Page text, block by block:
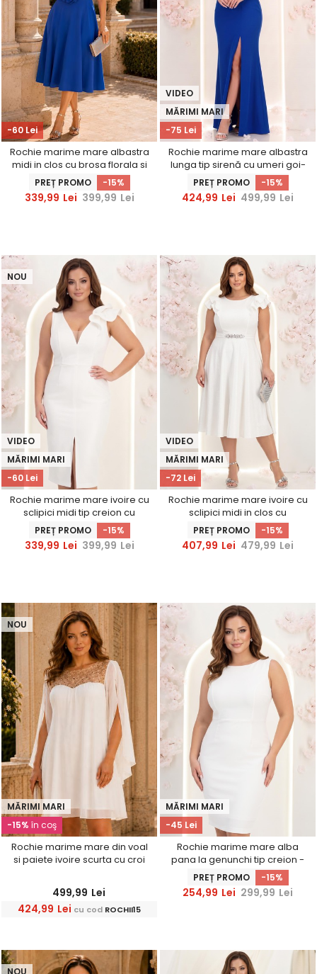
-60 Lei
Rochie marime mare albastra
midi in clos cu brosa florala si
buzunare - StarShinerS
PREȚ PROMO -15%
339,99 Lei 399,99 Lei
-75 Lei
VIDEO
MĂRIMI MARI
Rochie marime mare albastra
lunga tip sirenă cu umeri goi-
StarShinerS
PREȚ PROMO -15%
424,99 Lei 499,99 Lei
-60 Lei
VIDEO
MĂRIMI MARI
NOU
Rochie marime mare ivoire cu
sclipici midi tip creion cu
volanase - StarShinerS
PREȚ PROMO -15%
339,99 Lei 399,99 Lei
-72 Lei
VIDEO
MĂRIMI MARI
Rochie marime mare ivoire cu
sclipici midi in clos cu
volanase - StarShinerS
PREȚ PROMO -15%
407,99 Lei 479,99 Lei
-15% în coş
MĂRIMI MARI
NOU
Rochie marime mare din voal
si paiete ivoire scurta cu croi
499,99 Lei
424,99 Lei cu cod ROCHII15
-45 Lei
MĂRIMI MARI
Rochie marime mare alba
pana la genunchi tip creion -
StarShinerS
PREȚ PROMO -15%
254,99 Lei 299,99 Lei